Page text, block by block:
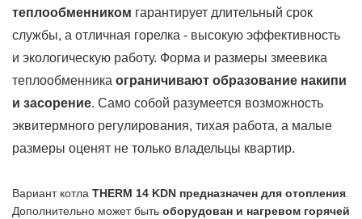
теплообменником гарантирует длительный срок
службы, а отличная горелка - высокую эффективность
и экологическую работу. Форма и размеры змеевика
теплообменника ограничивают образование накипи
и засорение. Само собой разумеется возможность
эквитермного регулирования, тихая работа, а малые
размеры оценят не только владельцы квартир.
Вариант котла THERM 14 KDN предназначен для отопления
Дополнительно может быть оборудован и нагревом горячей